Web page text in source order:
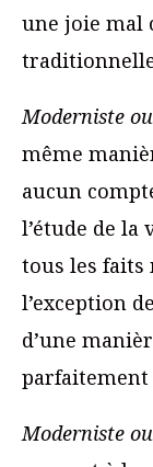
une joie mal
Moderniste
même
aucun
l’étude de
tous les
l’exception
d’une
Moderniste